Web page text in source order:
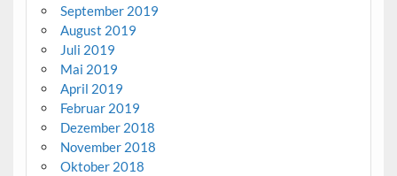
September 2019
August 2019
Juli 2019
Mai 2019
April 2019
Februar 2019
Dezember 2018
November 2018
Oktober 2018